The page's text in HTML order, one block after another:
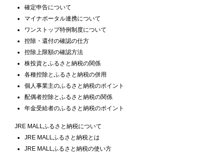
確定申告について
マイナポータル連携について
ワンストップ特例制度について
控除・還付の確認の仕方
控除上限額の確認方法
株投資とふるさと納税の関係
各種控除とふるさと納税の併用
個人事業主のふるさと納税のポイント
配偶者控除とふるさと納税の関係
年金受給者のふるさと納税のポイント
JRE MALLふるさと納税について
JRE MALLふるさと納税とは
JRE MALLふるさと納税の使い方